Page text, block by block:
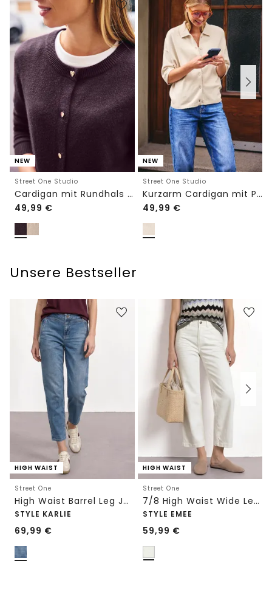
NEW
Street One Studio
Cardigan mit Rundhals und Knöpfen
49,99 €
NEW
Street One Studio
Kurzarm Cardigan mit Polokragen
49,99 €
Unsere Bestseller
HIGH WAIST
Street One
High Waist Barrel Leg Jeans im Loose Fit
STYLE KARLIE
69,99 €
HIGH WAIST
Street One
7/8 High Waist Wide Leg Jeans im Loose Fit
STYLE EMEE
59,99 €